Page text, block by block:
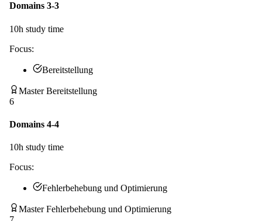
Domains 3-3
10h study time
Focus:
Bereitstellung
Master Bereitstellung
6
Domains 4-4
10h study time
Focus:
Fehlerbehebung und Optimierung
Master Fehlerbehebung und Optimierung